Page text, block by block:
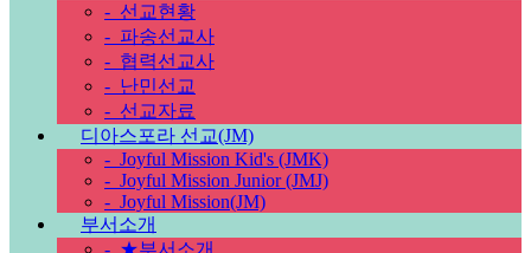
- 선교현황
- 파송선교사
- 협력선교사
- 난민선교
- 선교자료
디아스포라 선교(JM)
- Joyful Mission Kid's (JMK)
- Joyful Mission Junior (JMJ)
- Joyful Mission(JM)
부서소개